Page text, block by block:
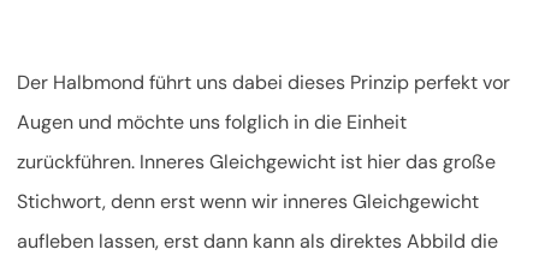
Der Halbmond führt uns dabei dieses Prinzip perfekt vor
Augen und möchte uns folglich in die Einheit
zurückführen. Inneres Gleichgewicht ist hier das große
Stichwort, denn erst wenn wir inneres Gleichgewicht
aufleben lassen, erst dann kann als direktes Abbild die